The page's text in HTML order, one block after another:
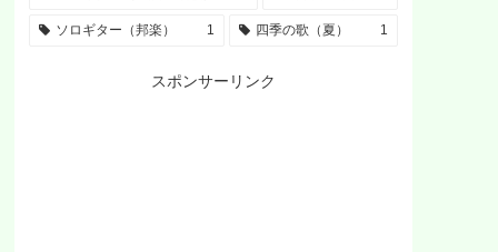
ソロギター（邦楽） 1 四季の歌（夏） 1
スポンサーリンク